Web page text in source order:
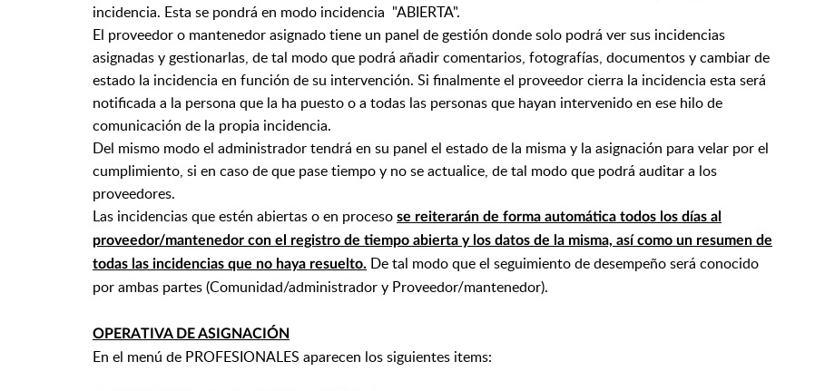
incidencia. Esta se pondrá en modo incidencia "ABIERTA".
El proveedor o mantenedor asignado tiene un panel de gestión donde solo podrá ver sus incidencias
asignadas y gestionarlas, de tal modo que podrá añadir comentarios, fotografías, documentos y cambiar de
estado la incidencia en función de su intervención. Si finalmente el proveedor cierra la incidencia esta será
notificada a la persona que la ha puesto o a todas las personas que hayan intervenido en ese hilo de
comunicación de la propia incidencia.
Del mismo modo el administrador tendrá en su panel el estado de la misma y la asignación para velar por el
cumplimiento, si en caso de que pase tiempo y no se actualice, de tal modo que podrá auditar a los
proveedores.
Las incidencias que estén abiertas o en proceso se reiterarán de forma automática todos los días al
proveedor/mantenedor con el registro de tiempo abierta y los datos de la misma, así como un resumen de
todas las incidencias que no haya resuelto. De tal modo que el seguimiento de desempeño será conocido
por ambas partes (Comunidad/administrador y Proveedor/mantenedor).
OPERATIVA DE ASIGNACIÓN
En el menú de PROFESIONALES aparecen los siguientes items: